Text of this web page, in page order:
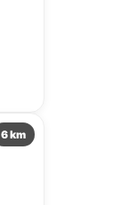
6 km